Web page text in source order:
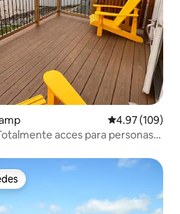
Calificación
4.97 (109)
acces para personas
preferido